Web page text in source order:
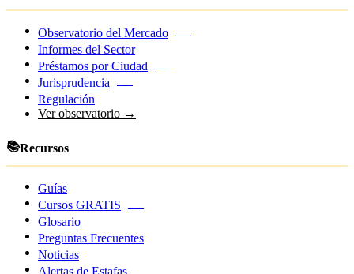
Observatorio del Mercado
Informes del Sector
Préstamos por Ciudad
Jurisprudencia
Regulación
Ver observatorio →
📚Recursos
Guías
Cursos GRATIS
Glosario
Preguntas Frecuentes
Noticias